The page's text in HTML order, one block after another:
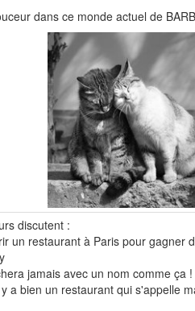
dans ce monde actuel de
discutent :
un restaurant à Paris pour gagner
jamais avec un nom comme ça !
a bien un restaurant qui s'appelle